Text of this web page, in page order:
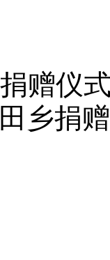
赠仪
乡捐